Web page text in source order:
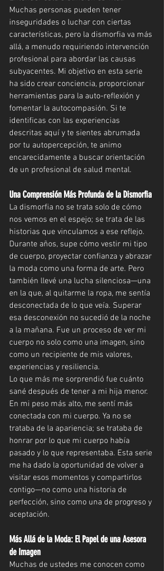
Muchas personas pueden tener
inseguridades o luchar con ciertas
características, pero la dismorfia va más
allá, a menudo requiriendo intervención
profesional para abordar las causas
subyacentes. Mi objetivo en esta serie
ha sido crear conciencia, proporcionar
herramientas para la auto-reflexión y
fomentar la autocompasión. Si te
identificas con las experiencias
descritas aquí y te sientes abrumada
por tu autopercepción, te animo
encarecidamente a buscar orientación
de un profesional de salud mental.
Una Comprensión Más Profunda de la Dismorfia
La dismorfia no se trata solo de cómo
nos vemos en el espejo; se trata de las
historias que vinculamos a ese reflejo.
Durante años, supe cómo vestir mi tipo
de cuerpo, proyectar confianza y abrazar
la moda como una forma de arte. Pero
también llevé una lucha silenciosa—una
en la que, al quitarme la ropa, me sentía
desconectada de lo que veía. Superar
esa desconexión no sucedió de la noche
a la mañana. Fue un proceso de ver mi
cuerpo no solo como una imagen, sino
como un recipiente de mis valores,
experiencias y resiliencia.
Lo que más me sorprendió fue cuánto
sané después de tener a mi hija menor.
En mi peso más alto, me sentí más
conectada con mi cuerpo. Ya no se
trataba de la apariencia; se trataba de
honrar por lo que mi cuerpo había
pasado y lo que representaba. Esta serie
me ha dado la oportunidad de volver a
visitar esos momentos y compartirlos
contigo—no como una historia de
perfección, sino como una de progreso y
aceptación.
Más Allá de la Moda: El Papel de una Asesora
de Imagen
Muchas de ustedes me conocen como